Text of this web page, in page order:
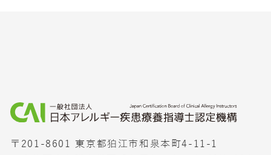
〒201-8601 東京都狛江市和泉本町4-11-1